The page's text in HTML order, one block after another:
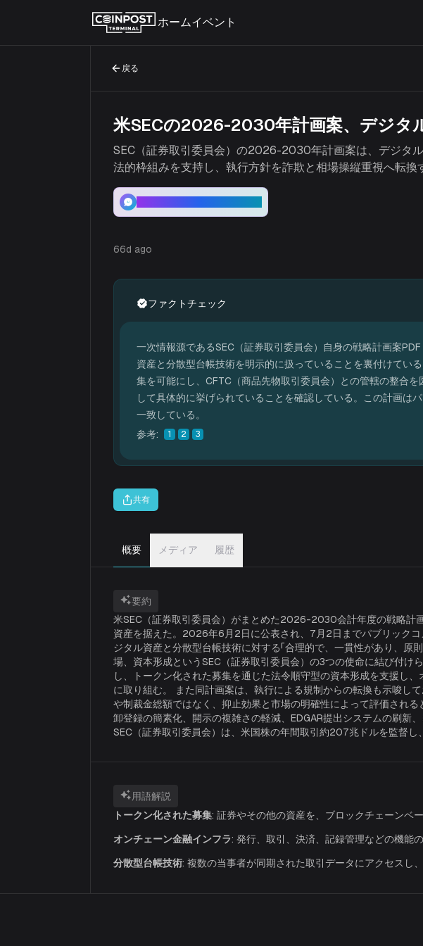
ホームイベント
戻る
米SECの2026-2030年計画案、デジタ
SEC（証券取引委員会）の2026-2030年計画案は、デジタ
法的枠組みを支持し、執行方針を詐欺と相場操縦重視へ転換
66d ago
ファクトチェック
一次情報源であるSEC（証券取引委員会）自身の戦略計画案
資産と分散型台帳技術を明示的に扱っていることを裏付けてい
集を可能にし、CFTC（商品先物取引委員会）との管轄の整合
して具体的に挙げられていることを確認している。この計画は
一致している。
参考: 1 2 3
共有
概要 メディア 履歴
要約
米SEC（証券取引委員会）がまとめた2026-2030会計年度の戦略計
資産を据えた。2026年6月2日に公表され、7月2日までパブリック
ジタル資産と分散型台帳技術に対する「合理的で、一貫性があり、
場、資本形成というSEC（証券取引委員会）の3つの使命に結び付
し、トークン化された募集を通じた法令順守型の資本形成を支援し
に取り組む。 また同計画案は、執行による規制からの転換も示唆し
や制裁金総額ではなく、抑止効果と市場の明確性によって評価され
卸登録の簡素化、開示の複雑さの軽減、EDGAR提出システムの刷新
SEC（証券取引委員会）は、米国株の年間取引約207兆ドルを監督し
用語解説
トークン化された募集: 証券やその他の資産を、ブロックチェーンベ
オンチェーン金融インフラ: 発行、取引、決済、記録管理などの機能
分散型台帳技術: 複数の当事者が同期された取引データにアクセスし